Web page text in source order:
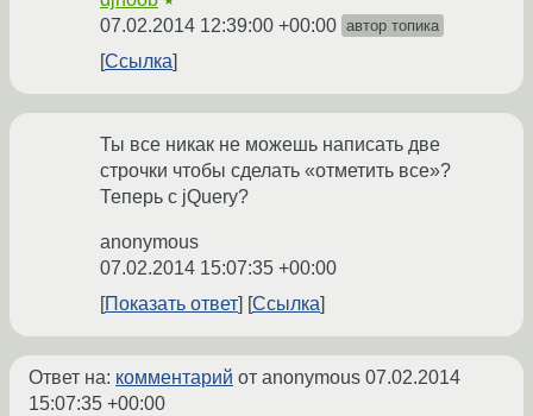
07.02.2014 12:39:00 +00:00 автор топика
Ссылка
Ты все никак не можешь написать две
строчки чтобы сделать «отметить все»?
Теперь с jQuery?
anonymous
07.02.2014 15:07:35 +00:00
Показать ответ
Ссылка
Ответ на: комментарий от anonymous 07.02.2014
15:07:35 +00:00